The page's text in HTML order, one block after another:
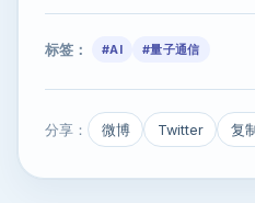
标签： #AI #量子通信
分享： 微博 Twitter 复